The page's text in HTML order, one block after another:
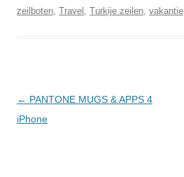
zeilboten, Travel , Turkije zeilen, vakantie
Berichtnavigatie
← PANTONE MUGS & APPS 4
iPhone